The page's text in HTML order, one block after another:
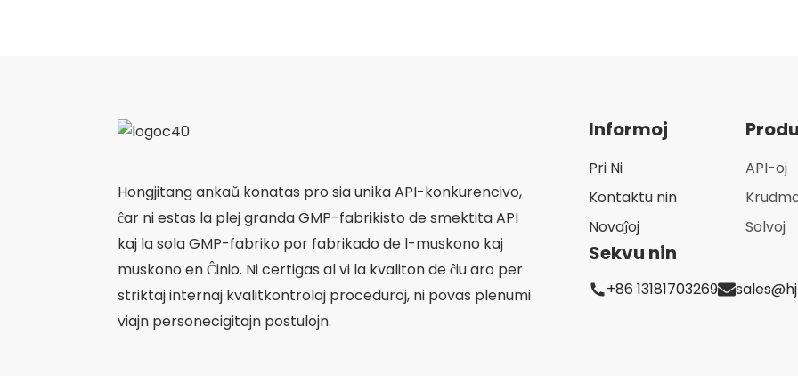
Hongjitang ankaŭ konatas pro sia unika API-konkurencivo,
ĉar ni estas la plej granda GMP-fabrikisto de smektita API
kaj la sola GMP-fabriko por fabrikado de l-muskono kaj
muskono en Ĉinio. Ni certigas al vi la kvaliton de ĉiu aro per
striktaj internaj kvalitkontrolaj proceduroj, ni povas plenumi
viajn personecigitajn postulojn.
Informoj
Pri Ni
Kontaktu nin
Novaĵoj
API-oj
Solvoj
Sekvu nin
+86 13181703269